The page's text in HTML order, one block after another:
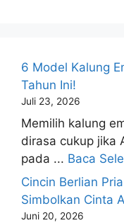
6 Model Kalung
Tahun Ini!
Juli 23, 2026
Memilih kalung
dirasa cukup jika
pada ... Baca
Cincin Berlian
Simbolkan Cinta
Juni 20, 2026